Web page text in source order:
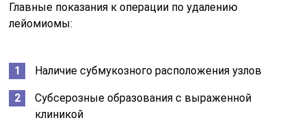
Главные показания к операции по удалению
лейомиомы:
Наличие субмукозного расположения узлов
Субсерозные образования с выраженной
клиникой